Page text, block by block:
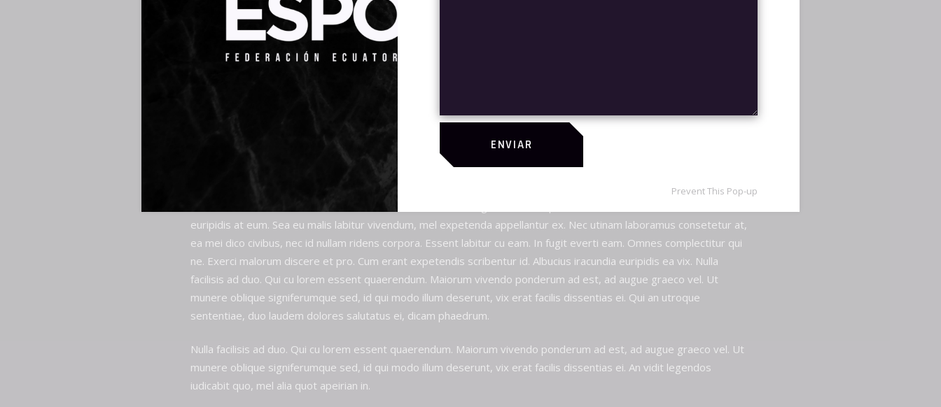
ENVIAR
Prevent This Pop-up
Proin gravida nibh vel velit auctor aliquet. Aenean sollicitudin, lorem quis bibendum auctor, nisi elit consequat ipsum,
doono colos, lorem quis bibendum auctor, nisi elit consequat ipsum, nec sagittis sem nibh id elit. Duis sed odio sit
“LOREM IPSUM DOLOR SIT AMET, CONSECTETUR ADIPISICING ELIT, SED EIUSMOD TEMPOR
INCIDIDUNT UT LABORE ET DOLORE MAGNA ALIQUA”
Lorem ipsum dolor sit amet, mei utinam semper reprimique eu, modus oblique impedit ius ne, vel ex hinc consul
euripidis at eum. Sea eu malis labitur vivendum, mel expetenda appellantur ex. Nec utinam laboramus consetetur at,
ea mei dico civibus, nec id nullam ridens corpora. Essent labitur cu eam. In fugit everti eam. Omnes complectitur qui
ne. Exerci malorum discere et pro. Cum erant expetendis scribentur id. Albucius iracundia euripidis ea vix. Nulla
facilisis ad duo. Qui cu lorem essent quaerendum. Maiorum vivendo ponderum ad est, ad augue graeco vel. Ut
munere oblique signiferumque sed, id qui modo illum deserunt, vix erat facilis dissentias ei. Qui an utroque
sententiae, duo laudem dolores salutatus ei, dicam phaedrum.
Nulla facilisis ad duo. Qui cu lorem essent quaerendum. Maiorum vivendo ponderum ad est, ad augue graeco vel. Ut
munere oblique signiferumque sed, id qui modo illum deserunt, vix erat facilis dissentias ei. An vidit legendos
iudicabit quo, mel alia quot apeirian in.